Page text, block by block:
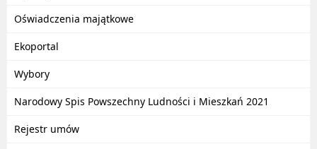
Oświadczenia majątkowe
Ekoportal
Wybory
Narodowy Spis Powszechny Ludności i Mieszkań 2021
Rejestr umów